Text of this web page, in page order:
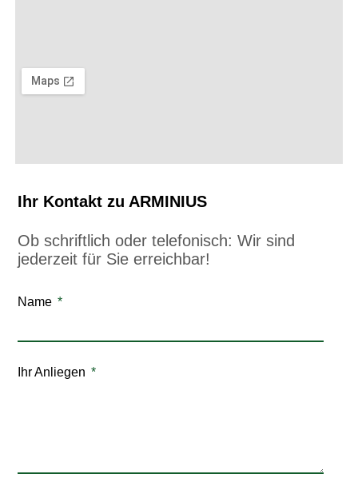
Ihr Kontakt zu ARMINIUS
Ob schriftlich oder telefonisch: Wir sind
jederzeit für Sie erreichbar!
Name
Ihr Anliegen